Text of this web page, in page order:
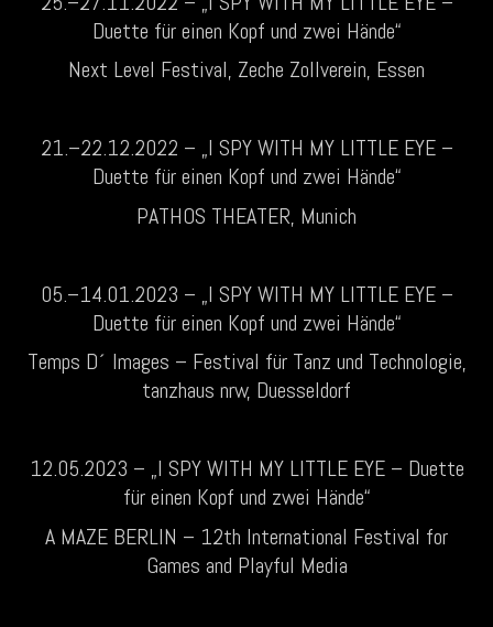
Duette für einen Kopf und zwei Hände“
Next Level Festival, Zeche Zollverein, Essen
21.–22.12.2022 – „I SPY WITH MY LITTLE EYE –
Duette für einen Kopf und zwei Hände“
PATHOS THEATER, Munich
05.–14.01.2023 – „I SPY WITH MY LITTLE EYE –
Duette für einen Kopf und zwei Hände“
Temps D´ Images – Festival für Tanz und Technologie,
tanzhaus nrw, Duesseldorf
12.05.2023 – „I SPY WITH MY LITTLE EYE – Duette
für einen Kopf und zwei Hände“
A MAZE BERLIN – 12th International Festival for
Games and Playful Media